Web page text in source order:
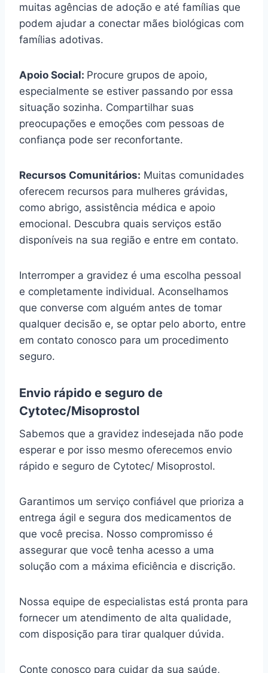
muitas agências de adoção e até famílias que
podem ajudar a conectar mães biológicas com
famílias adotivas.
Apoio Social: Procure grupos de apoio,
especialmente se estiver passando por essa
situação sozinha. Compartilhar suas
preocupações e emoções com pessoas de
confiança pode ser reconfortante.
Recursos Comunitários: Muitas comunidades
oferecem recursos para mulheres grávidas,
como abrigo, assistência médica e apoio
emocional. Descubra quais serviços estão
disponíveis na sua região e entre em contato.
Interromper a gravidez é uma escolha pessoal
e completamente individual. Aconselhamos
que converse com alguém antes de tomar
qualquer decisão e, se optar pelo aborto, entre
em contato conosco para um procedimento
seguro.
Envio rápido e seguro de
Cytotec/Misoprostol
Sabemos que a gravidez indesejada não pode
esperar e por isso mesmo oferecemos envio
rápido e seguro de Cytotec/ Misoprostol.
Garantimos um serviço confiável que prioriza a
entrega ágil e segura dos medicamentos de
que você precisa. Nosso compromisso é
assegurar que você tenha acesso a uma
solução com a máxima eficiência e discrição.
Nossa equipe de especialistas está pronta para
fornecer um atendimento de alta qualidade,
com disposição para tirar qualquer dúvida.
Conte conosco para cuidar da sua saúde,